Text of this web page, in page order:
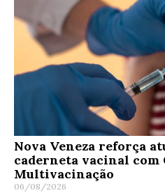
Nova Veneza reforça
caderneta vacinal com
Multivacinação
06/08/2026